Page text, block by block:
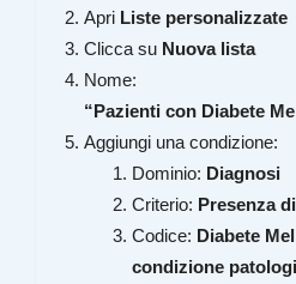
Apri Liste personalizzate
Clicca su Nuova lista
Nome:
“Pazienti con Diabete
Aggiungi una condizione:
Dominio: Diagnosi
Criterio: Presenza
Codice: Diabete
condizione